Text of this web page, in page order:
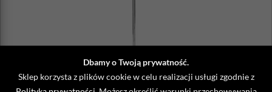
Dbamy o Twoją prywatność.
Sklep korzysta z plików cookie w celu realizacji usługi zgodnie z
BURBR3373V